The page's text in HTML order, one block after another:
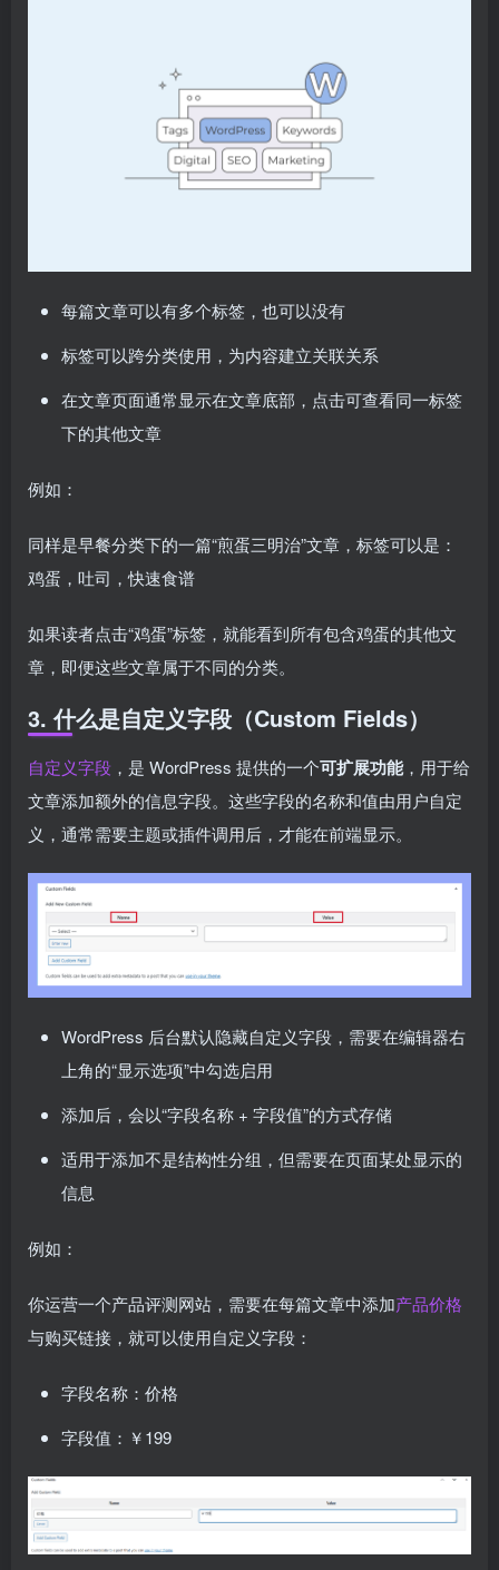
每篇文章可以有多个标签，也可以没有
标签可以跨分类使用，为内容建立关联关系
在文章页面通常显示在文章底部，点击可查看同一标签
下的其他文章
例如：
同样是早餐分类下的一篇“煎蛋三明治”文章，标签可以是：
鸡蛋，吐司，快速食谱
如果读者点击“鸡蛋”标签，就能看到所有包含鸡蛋的其他文
章，即便这些文章属于不同的分类。
3. 什么是自定义字段（Custom Fields）
自定义字段 ，是 WordPress 提供的一个可扩展功能，用于给
文章添加额外的信息字段。这些字段的名称和值由用户自定
义，通常需要主题或插件调用后，才能在前端显示。
WordPress 后台默认隐藏自定义字段，需要在编辑器右
上角的“显示选项”中勾选启用
添加后，会以“字段名称 + 字段值”的方式存储
适用于添加不是结构性分组，但需要在页面某处显示的
信息
例如：
你运营一个产品评测网站，需要在每篇文章中添加产品价格
与购买链接，就可以使用自定义字段：
字段名称：价格
字段值：￥199